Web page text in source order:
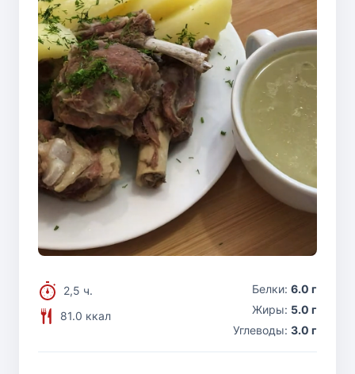
2,5 ч.
81.0 ккал
Белки: 6.0 г
Жиры: 5.0 г
Углеводы: 3.0 г